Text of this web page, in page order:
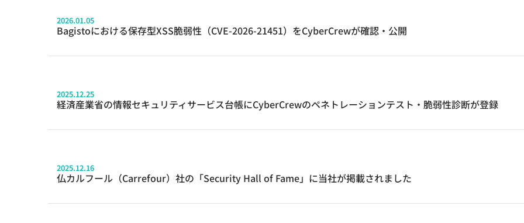
2026.01.05
Bagistoにおける保存型XSS脆弱性（CVE-2026-21451）をCyberCrewが確認・公開
2025.12.25
経済産業省の情報セキュリティサービス台帳にCyberCrewのペネトレーションテスト・脆弱性診断が登録
2025.12.16
仏カルフール（Carrefour）社の「Security Hall of Fame」に当社が掲載されました